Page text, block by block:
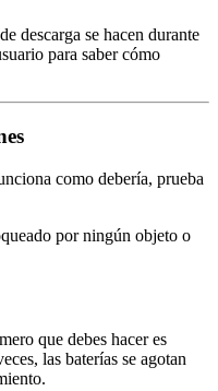
descarga se hacen durante
para saber cómo
como debería, prueba
por ningún objeto o
que debes hacer es
las baterías se agotan